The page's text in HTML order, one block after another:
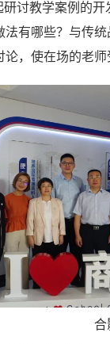
讨教学案例的
有哪些？与传
，使在场的老
合